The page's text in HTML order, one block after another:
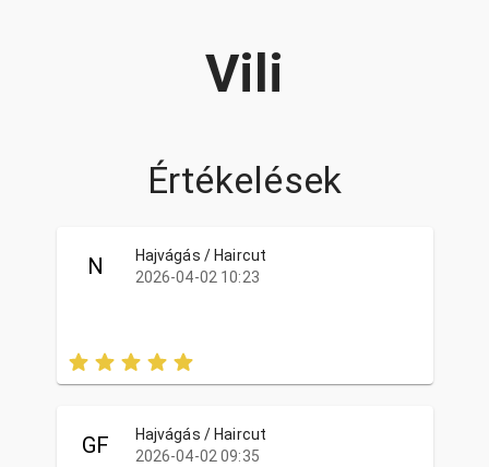
Vili
Értékelések
N
Hajvágás / Haircut
2026-04-02 10:23
GF
Hajvágás / Haircut
2026-04-02 09:35